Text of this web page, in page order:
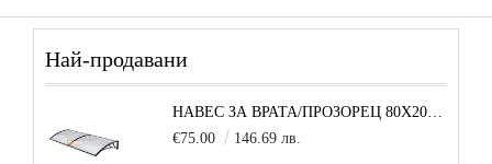
Най-продавани
НАВЕС ЗА ВРАТА/ПРОЗОРЕЦ 80Х200 СМ, ЧЕРНО-ПРОЗРАЧНО
€75.00
146.69 лв.